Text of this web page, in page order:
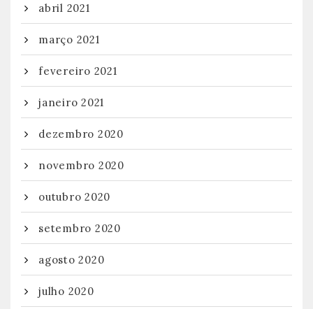
abril 2021
março 2021
fevereiro 2021
janeiro 2021
dezembro 2020
novembro 2020
outubro 2020
setembro 2020
agosto 2020
julho 2020